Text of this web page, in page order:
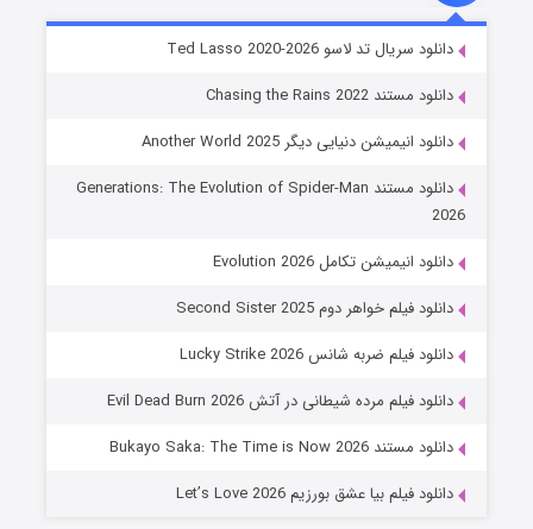
خاندان اژدها فصل ۳
جادوگری در مغولستان
دانلود سریال تد لاسو Ted Lasso 2020-2026
دانلود مستند Chasing the Rains 2022
دانلود انیمیشن دنیایی دیگر Another World 2025
دانلود مستند Generations: The Evolution of Spider-Man
2026
دانلود انیمیشن تکامل Evolution 2026
دانلود فیلم خواهر دوم Second Sister 2025
دانلود فیلم ضربه شانس Lucky Strike 2026
دانلود فیلم مرده شیطانی در آتش Evil Dead Burn 2026
دانلود مستند Bukayo Saka: The Time is Now 2026
دانلود فیلم بیا عشق بورزیم Let’s Love 2026